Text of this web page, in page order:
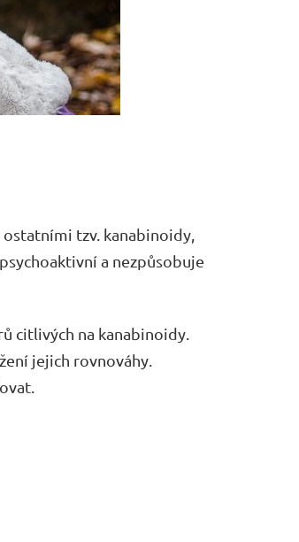
tzv. kanabinoidy,
a nezpůsobuje
citlivých na kanabinoidy.
jejich rovnováhy.